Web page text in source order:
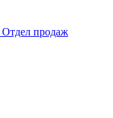
Отдел продаж